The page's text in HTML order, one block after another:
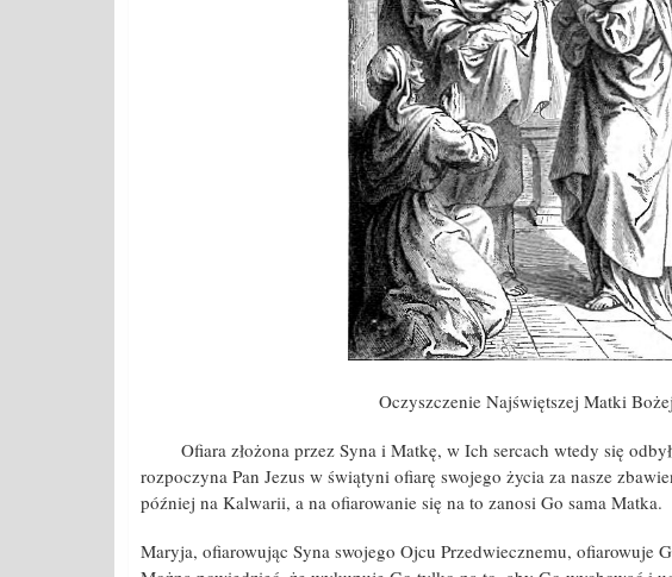
Oczyszczenie Najświętszej Matki Bożej
Ofiara złożona przez Syna i Matkę, w Ich sercach wtedy się
rozpoczyna Pan Jezus w świątyni ofiarę swojego życia za nasze
później na Kalwarii, a na ofiarowanie się na to zanosi Go sama Matka.
Maryja, ofiarowując Syna swojego Ojcu Przedwiecznemu, ofiarowuje